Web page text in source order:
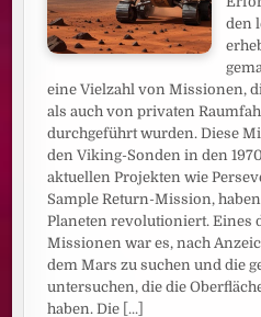
den
eine Vielzahl von Missionen,
als auch von privaten
durchgeführt wurden. Diese
den Viking-Sonden in den
aktuellen Projekten wie
Sample Return-Mission,
Planeten revolutioniert. Eines
Missionen war es, nach
dem Mars zu suchen und die
untersuchen, die die
haben. Die [...]